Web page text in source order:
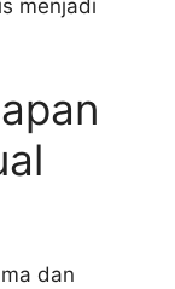
menjadi
dan